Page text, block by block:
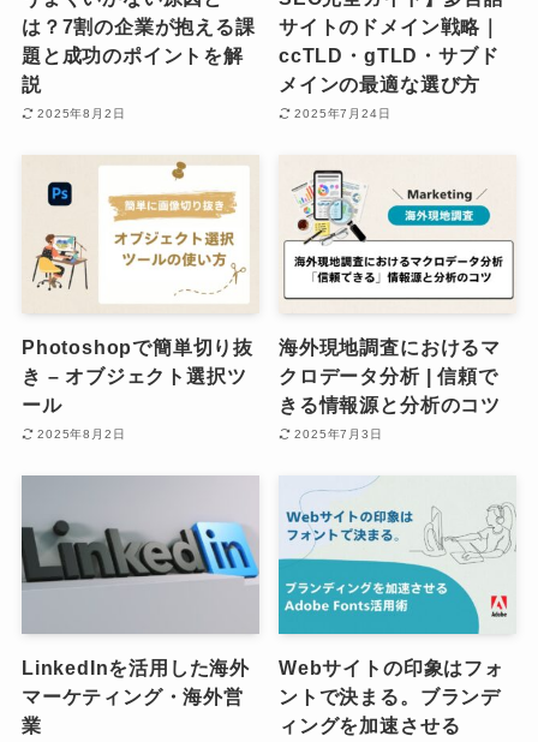
は？7割の企業が抱える課
題と成功のポイントを解
説
2025年8月2日
サイトのドメイン戦略｜
ccTLD・gTLD・サブド
メインの最適な選び方
2025年7月24日
Photoshopで簡単切り抜
き – オブジェクト選択ツ
ール
2025年8月2日
海外現地調査におけるマ
クロデータ分析 | 信頼で
きる情報源と分析のコツ
2025年7月3日
LinkedInを活用した海外
マーケティング・海外営
業
Webサイトの印象はフォ
ントで決まる。ブランデ
ィングを加速させる